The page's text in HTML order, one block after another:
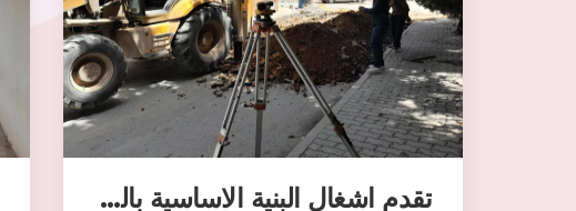
تقدم اشغال البنية الاساسية بالحي الإداري